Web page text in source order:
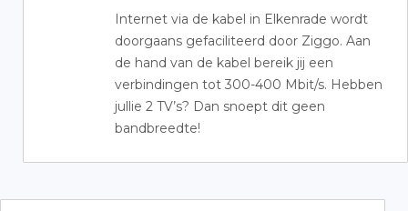
Internet via de kabel in Elkenrade wordt
doorgaans gefaciliteerd door Ziggo. Aan
de hand van de kabel bereik jij een
verbindingen tot 300-400 Mbit/s. Hebben
jullie 2 TV’s? Dan snoept dit geen
bandbreedte!